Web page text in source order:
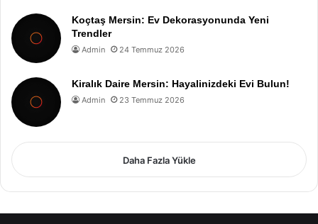
Koçtaş Mersin: Ev Dekorasyonunda Yeni
Trendler
Admin 24 Temmuz 2026
Kiralık Daire Mersin: Hayalinizdeki Evi Bulun!
Admin 23 Temmuz 2026
Daha Fazla Yükle